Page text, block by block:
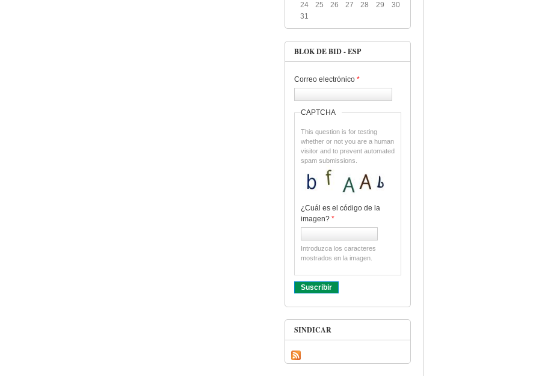
24
25 26 27 28 29
30
31
BLOK DE BID - ESP
Correo electrónico *
CAPTCHA
This question is for testing
whether or not you are a human
visitor and to prevent automated
spam submissions.
¿Cuál es el código de la
imagen? *
Introduzca los caracteres
mostrados en la imagen.
SINDICAR